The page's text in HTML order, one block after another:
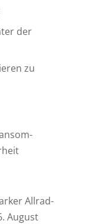
der
zu
Allrad-
August